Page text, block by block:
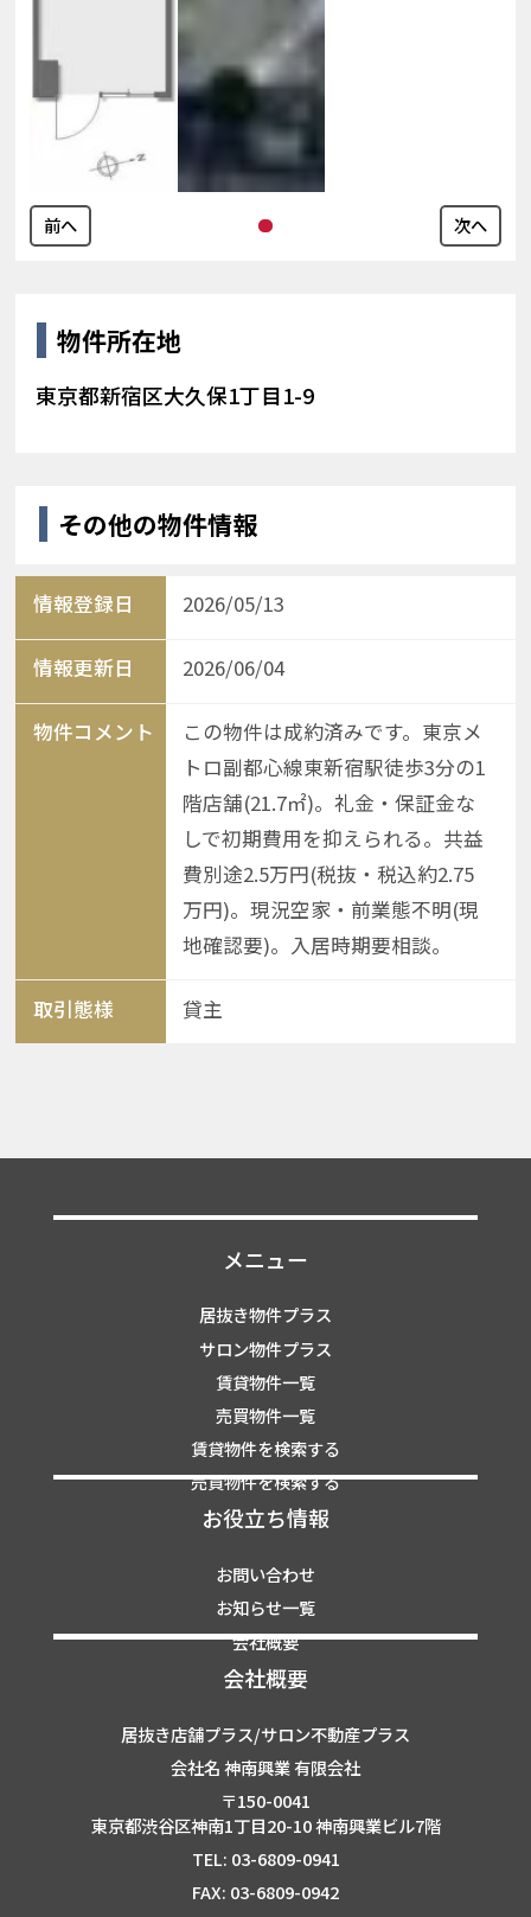
前へ 次へ
物件所在地
東京都新宿区大久保1丁目1-9
その他の物件情報
情報登録日 2026/05/13
情報更新日 2026/06/04
物件コメント
この物件は成約済みです。東京メ
トロ副都心線東新宿駅徒歩3分の1
階店舗(21.7㎡)。礼金・保証金な
しで初期費用を抑えられる。共益
費別途2.5万円(税抜・税込約2.75
万円)。現況空家・前業態不明(現
地確認要)。入居時期要相談。
取引態様 貸主
メニュー
居抜き物件プラス
サロン物件プラス
賃貸物件一覧
売買物件一覧
賃貸物件を検索する
売買物件を検索する
お役立ち情報
お問い合わせ
お知らせ一覧
会社概要
会社概要
居抜き店舗プラス/サロン不動産プラス
会社名 神南興業 有限会社
〒150-0041
東京都渋谷区神南1丁目20-10 神南興業ビル7階
TEL: 03-6809-0941
FAX: 03-6809-0942